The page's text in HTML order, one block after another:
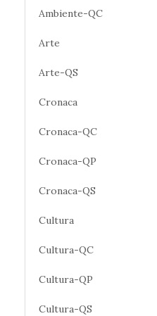
Ambiente-QC
Arte
Arte-QS
Cronaca
Cronaca-QC
Cronaca-QP
Cronaca-QS
Cultura
Cultura-QC
Cultura-QP
Cultura-QS